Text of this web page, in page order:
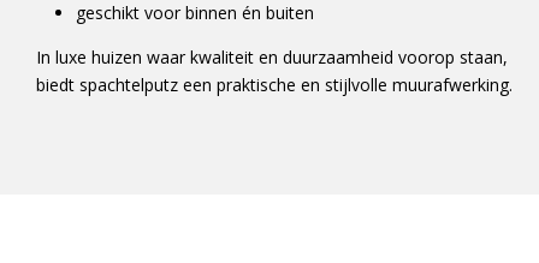
geschikt voor binnen én buiten
In luxe huizen waar kwaliteit en duurzaamheid voorop staan,
biedt spachtelputz een praktische en stijlvolle muurafwerking.